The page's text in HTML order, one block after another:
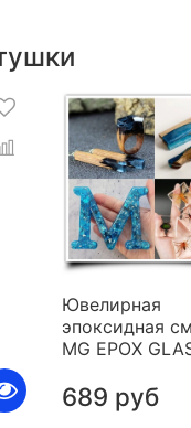
Ювелирная
эпоксидная
MG EPOX
689 руб